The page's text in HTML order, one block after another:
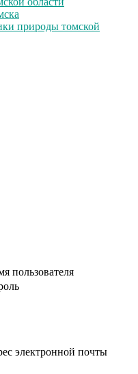
природы томской
пользователя
электронной почты